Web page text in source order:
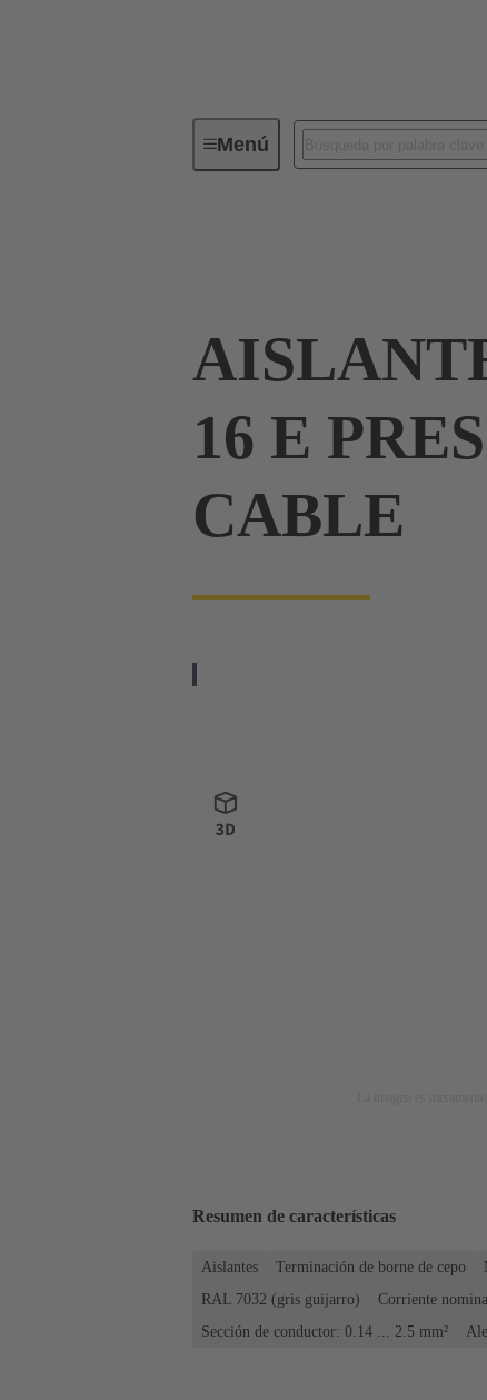
MenúConectores industriales / Han®
16 E
CABLE
Resumen de características
Aislantes Terminación de borne de cepo
RAL 7032 (gris guijarro)
Corriente
Sección de conductor: 0.14 ... 2.5 mm²